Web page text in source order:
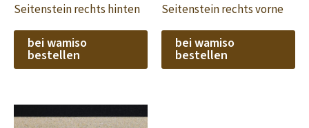
Seitenstein rechts hinten
bei wamiso
bestellen
Seitenstein rechts vorne
bei wamiso
bestellen